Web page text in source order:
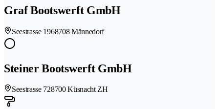
Graf Bootswerft GmbH
Seestrasse 1968708 Männedorf
Steiner Bootswerft GmbH
Seestrasse 728700 Küsnacht ZH